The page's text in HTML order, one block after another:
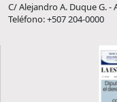
C/ Alejandro A. Duque G. -
Teléfono: +507 204-0000